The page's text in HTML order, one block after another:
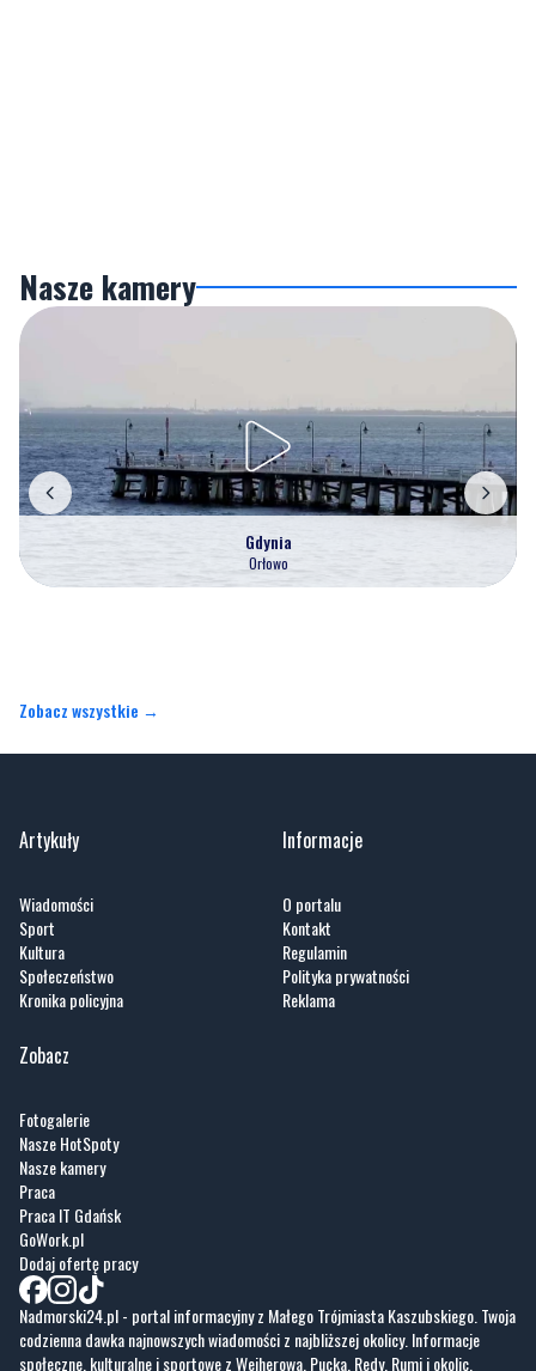
Nasze kamery
Gdynia
Orłowo
Zobacz wszystkie →
Artykuły
Wiadomości
Sport
Kultura
Społeczeństwo
Kronika policyjna
Informacje
O portalu
Kontakt
Regulamin
Polityka prywatności
Reklama
Zobacz
Fotogalerie
Nasze HotSpoty
Nasze kamery
Praca
Praca IT Gdańsk
GoWork.pl
Dodaj ofertę pracy
Nadmorski24.pl - portal informacyjny z Małego Trójmiasta Kaszubskiego. Twoja
codzienna dawka najnowszych wiadomości z najbliższej okolicy. Informacje
społeczne, kulturalne i sportowe z Wejherowa, Pucka, Redy, Rumi i okolic.